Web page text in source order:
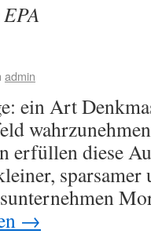
EPA
admin
ein Art
erfüllen diese
→